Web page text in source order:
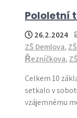
Pololetní
26.2.2024
ZŠ Demlova,
Řezníčkova,
Celkem 10
setkalo v
vzájemnému